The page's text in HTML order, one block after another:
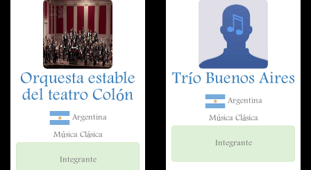
Orquesta estable
del teatro Colón
Argentina
Música Clásica
Integrante
Trío Buenos Aires
Argentina
Música Clásica
Integrante